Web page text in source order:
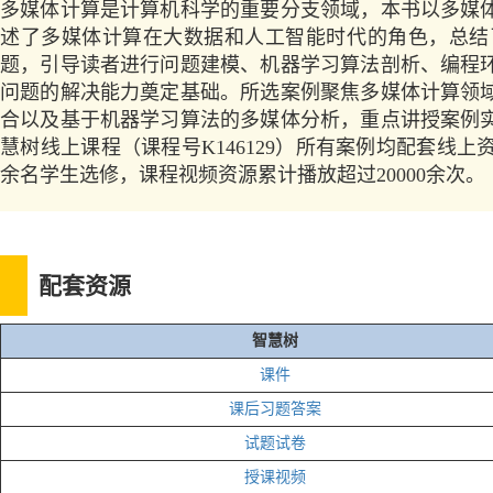
多媒体计算是计算机科学的重要分支领域，本书以多
述了多媒体计算在大数据和人工智能时代的角色，总
题，引导读者进行问题建模、机器学习算法剖析、编
问题的解决能力奠定基础。所选案例聚焦多媒体计算
合以及基于机器学习算法的多媒体分析，重点讲授案
慧树线上课程（课程号K146129）所有案例均配套线
余名学生选修，课程视频资源累计播放超过20000余次。
配套资源
智慧树
课件
课后习题答案
试题试卷
授课视频